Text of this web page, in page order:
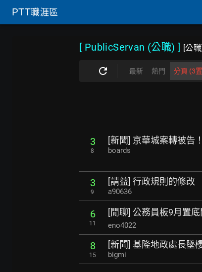
PTT職涯區
[ PublicServan (公職) ] [公職]
最新 熱門 分頁 (3
3
8
[新聞] 京華城案轉被告
boards
3
9
[請益] 行政規則的修改
a90636
6
11
[閒聊] 公務員板9月置底
eno4022
8
15
[新聞] 基隆地政處長墜
bigmi